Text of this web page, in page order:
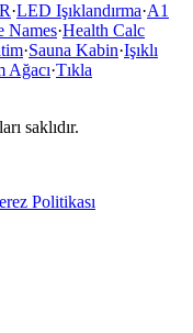
·LED Işıklandırma·A1
Names·Health Calc
·Sauna Kabin·Işıklı
Ağacı·Tıkla
saklıdır.
Politikası